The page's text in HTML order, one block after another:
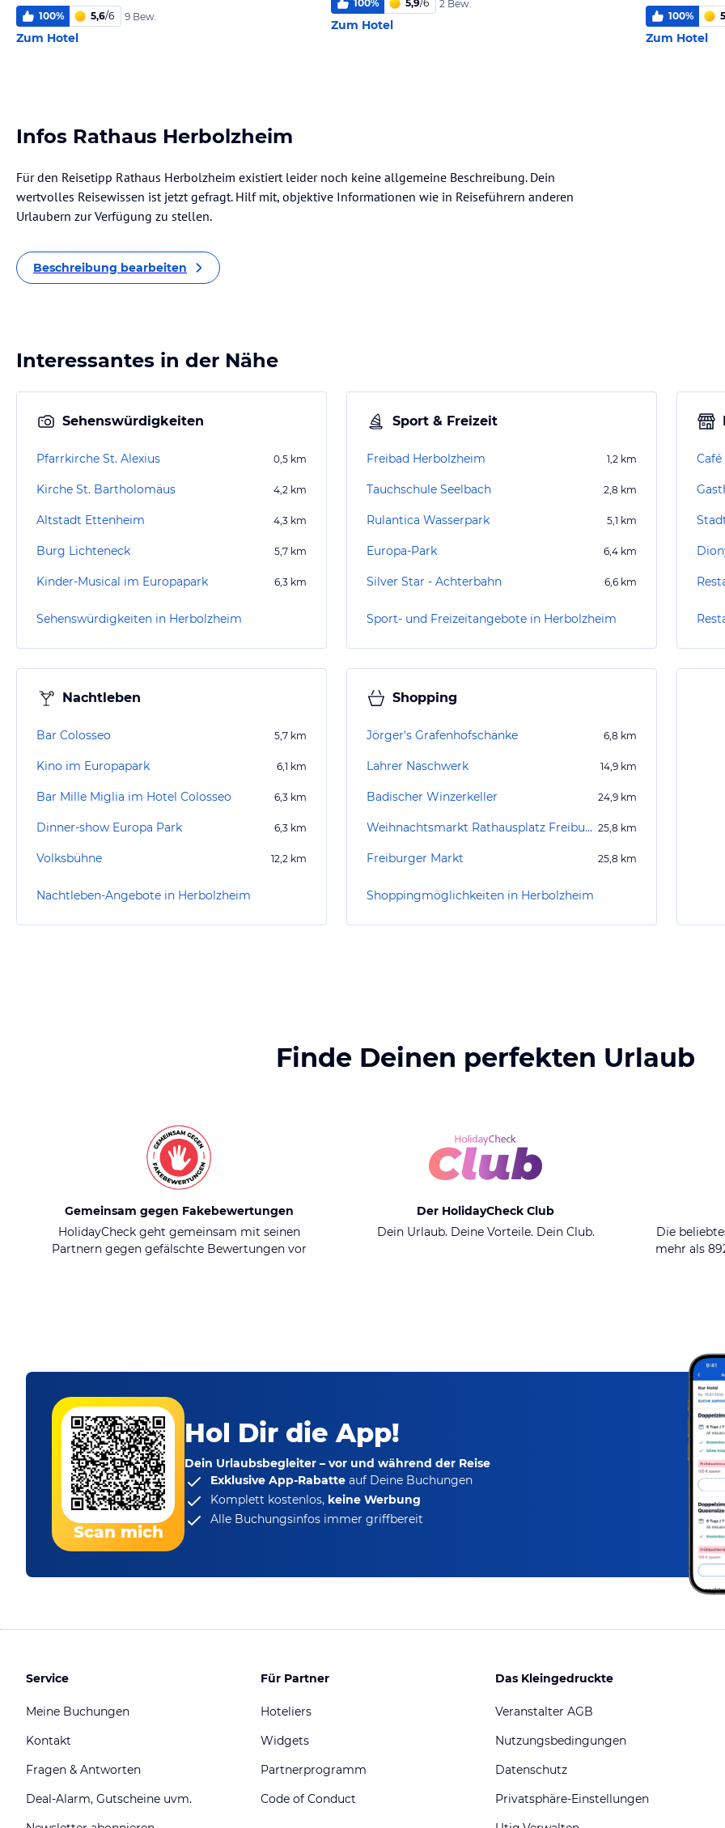
100% 5,6/6 9 Bew.
Zum Hotel
100% 5,9/6 2 Bew.
Zum Hotel
100%
Zum Hotel
Infos Rathaus Herbolzheim
Für den Reisetipp Rathaus Herbolzheim existiert leider noch keine allgemeine Beschreibung. Dein
wertvolles Reisewissen ist jetzt gefragt. Hilf mit, objektive Informationen wie in Reiseführern anderen
Urlaubern zur Verfügung zu stellen.
Beschreibung bearbeiten
Interessantes in der Nähe
Sehenswürdigkeiten
Pfarrkirche St. Alexius 0,5 km
Kirche St. Bartholomäus 4,2 km
Altstadt Ettenheim 4,3 km
Burg Lichteneck 5,7 km
Kinder-Musical im Europapark 6,3 km
Sehenswürdigkeiten in Herbolzheim
Sport & Freizeit
Freibad Herbolzheim 1,2 km
Tauchschule Seelbach 2,8 km
Rulantica Wasserpark 5,1 km
Europa-Park 6,4 km
Silver Star - Achterbahn 6,6 km
Sport- und Freizeitangebote in Herbolzheim
Nachtleben
Bar Colosseo 5,7 km
Kino im Europapark 6,1 km
Bar Mille Miglia im Hotel Colosseo 6,3 km
Dinner-show Europa Park 6,3 km
Volksbühne 12,2 km
Nachtleben-Angebote in Herbolzheim
Shopping
Jörger's Grafenhofschänke 6,8 km
Lahrer Naschwerk 14,9 km
Badischer Winzerkeller 24,9 km
Weihnachtsmarkt Rathausplatz Freiburg 25,8 km
Freiburger Markt 25,8 km
Shoppingmöglichkeiten in Herbolzheim
Finde Deinen perfekten Urlaub
Gemeinsam gegen Fakebewertungen
HolidayCheck geht gemeinsam mit seinen
Partnern gegen gefälschte Bewertungen vor
Der HolidayCheck Club
Dein Urlaub. Deine Vorteile. Dein Club.
Die
mehr als
Scan mich
Hol Dir die App!
Dein Urlaubsbegleiter – vor und während der Reise
Exklusive App-Rabatte auf Deine Buchungen
Komplett kostenlos, keine Werbung
Alle Buchungsinfos immer griffbereit
Service
Meine Buchungen
Kontakt
Fragen & Antworten
Deal-Alarm, Gutscheine uvm.
Für Partner
Hoteliers
Widgets
Partnerprogramm
Code of Conduct
Das Kleingedruckte
Veranstalter AGB
Nutzungsbedingungen
Datenschutz
Privatsphäre-Einstellungen